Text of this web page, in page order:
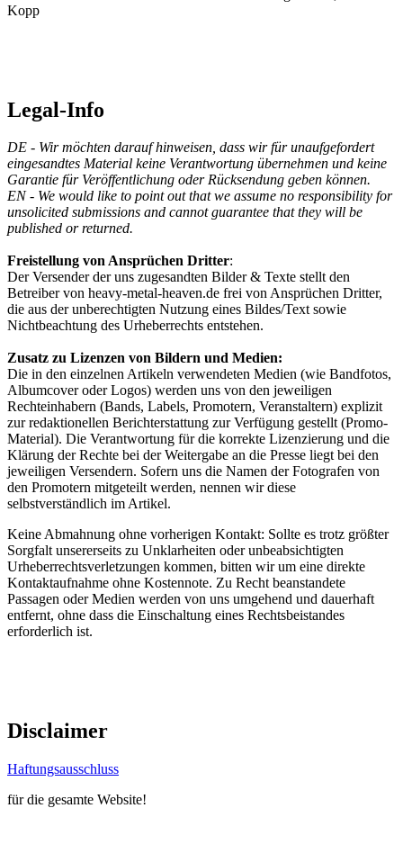
Kopp
Legal-Info
DE - Wir möchten darauf hinweisen, dass wir für unaufgefordert
eingesandtes Material keine Verantwortung übernehmen und keine
Garantie für Veröffentlichung oder Rücksendung geben können.
EN - We would like to point out that we assume no responsibility for
unsolicited submissions and cannot guarantee that they will be
published or returned.
Freistellung von Ansprüchen Dritter:
Der Versender der uns zugesandten Bilder & Texte stellt den
Betreiber von heavy-metal-heaven.de frei von Ansprüchen Dritter,
die aus der unberechtigten Nutzung eines Bildes/Text sowie
Nichtbeachtung des Urheberrechts entstehen.
Zusatz zu Lizenzen von Bildern und Medien:
Die in den einzelnen Artikeln verwendeten Medien (wie Bandfotos,
Albumcover oder Logos) werden uns von den jeweiligen
Rechteinhabern (Bands, Labels, Promotern, Veranstaltern) explizit
zur redaktionellen Berichterstattung zur Verfügung gestellt (Promo-
Material). Die Verantwortung für die korrekte Lizenzierung und die
Klärung der Rechte bei der Weitergabe an die Presse liegt bei den
jeweiligen Versendern. Sofern uns die Namen der Fotografen von
den Promotern mitgeteilt werden, nennen wir diese
selbstverständlich im Artikel.
Keine Abmahnung ohne vorherigen Kontakt: Sollte es trotz größter
Sorgfalt unsererseits zu Unklarheiten oder unbeabsichtigten
Urheberrechtsverletzungen kommen, bitten wir um eine direkte
Kontaktaufnahme ohne Kostennote. Zu Recht beanstandete
Passagen oder Medien werden von uns umgehend und dauerhaft
entfernt, ohne dass die Einschaltung eines Rechtsbeistandes
erforderlich ist.
Disclaimer
Haftungsausschluss
für die gesamte Website!